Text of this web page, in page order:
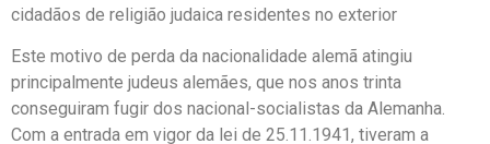
cidadãos de religião judaica residentes no exterior
Este motivo de perda da nacionalidade alemã atingiu
principalmente judeus alemães, que nos anos trinta
conseguiram fugir dos nacional-socialistas da Alemanha.
Com a entrada em vigor da lei de 25.11.1941, tiveram a